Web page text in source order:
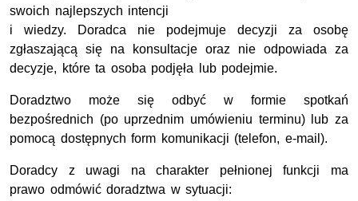
swoich najlepszych intencji
i wiedzy. Doradca nie podejmuje decyzji za osobę
zgłaszającą się na konsultacje oraz nie odpowiada za
decyzje, które ta osoba podjęła lub podejmie.
Doradztwo może się odbyć w formie spotkań
bezpośrednich (po uprzednim umówieniu terminu) lub za
pomocą dostępnych form komunikacji (telefon, e-mail).
Doradcy z uwagi na charakter pełnionej funkcji ma
prawo odmówić doradztwa w sytuacji: